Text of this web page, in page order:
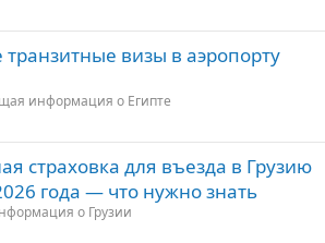
транзитные визы в аэропорту
информация о Египте
страховка для въезда в Грузию
года — что нужно знать
о Грузии